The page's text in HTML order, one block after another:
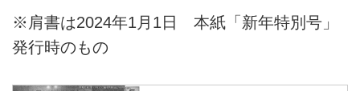
※肩書は2024年1月1日 本紙「新年特別号」
発行時のもの